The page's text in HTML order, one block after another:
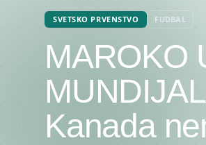
SVETSKO PRVENSTVO FUDBAL
MAROKO
Kanada